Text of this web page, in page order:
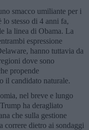
smacco umiliante per i
stesso di 4 anni fa,
la linea di Obama. La
espressione
hanno tuttavia da
dove sono
propende
il candidato naturale.
nel breve e lungo
ha deragliato
che sulla gestione
correre dietro ai sondaggi